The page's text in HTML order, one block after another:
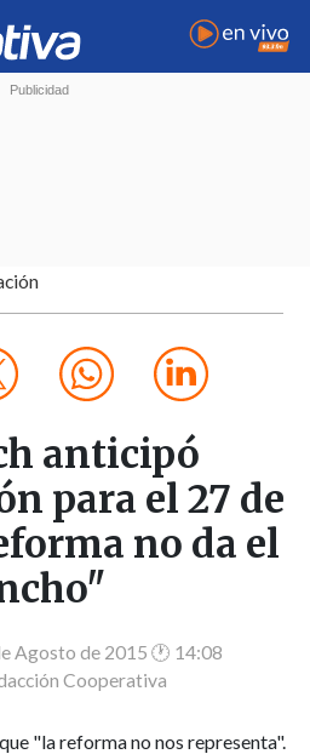
anticipó
para el 27 de
no da el
Agosto de 2015 🕐 14:08
Cooperativa
"la reforma no nos representa".